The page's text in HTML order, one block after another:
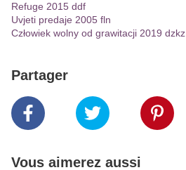
Refuge 2015 ddf
Uvjeti predaje 2005 fln
Człowiek wolny od grawitacji 2019 dzkz
Partager
Vous aimerez aussi